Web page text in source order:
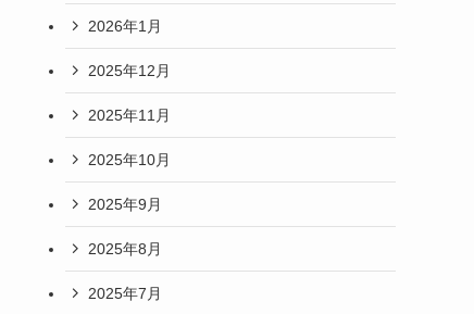
2026年1月
2025年12月
2025年11月
2025年10月
2025年9月
2025年8月
2025年7月